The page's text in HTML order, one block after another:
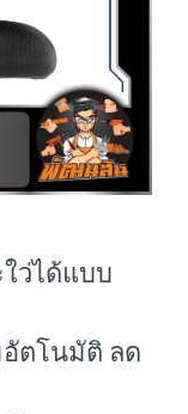
ว่ได้แบบ
อัตโนมัติ ลด